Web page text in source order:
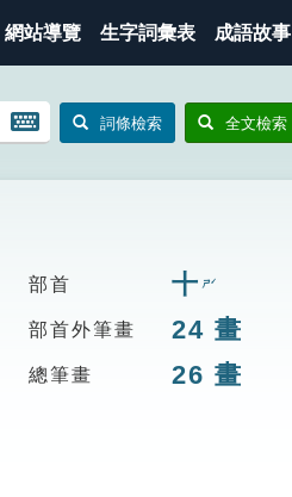
網站導覽 生字詞彙表 成語故事
開
鍵
詞條檢索 全文檢索
部首 十 ㄕˊ
部首外筆畫 24 畫
總筆畫 26 畫